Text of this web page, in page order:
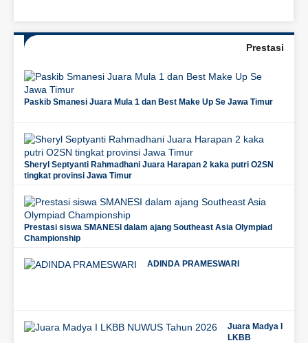
Prestasi
Paskib Smanesi Juara Mula 1 dan Best Make Up Se Jawa Timur
Sheryl Septyanti Rahmadhani Juara Harapan 2 kaka putri O2SN
tingkat provinsi Jawa Timur
Prestasi siswa SMANESI dalam ajang Southeast Asia Olympiad
Championship
ADINDA PRAMESWARI
Juara Madya I
LKBB